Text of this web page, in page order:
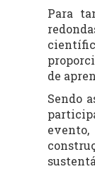
Para
de
Sendo